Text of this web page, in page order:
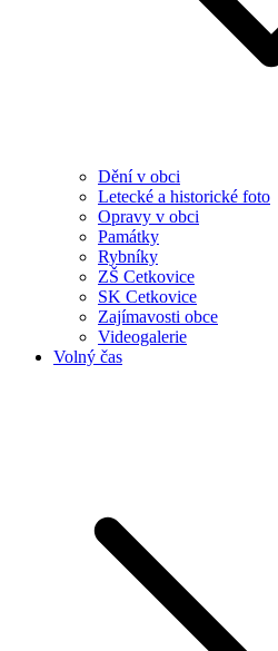
Dění v obci
Letecké a historické foto
Opravy v obci
Památky
Rybníky
ZŠ Cetkovice
SK Cetkovice
Zajímavosti obce
Videogalerie
Volný čas